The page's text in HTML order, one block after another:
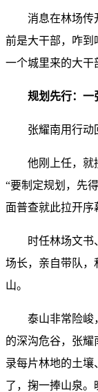
消息在林场传
前是大干部，咋到
一个城里来的大干
规划先行：一
张耀南用行动
他刚上任，就
“要制定规划，先
面普查就此拉开序
时任林场文书
场长，亲自带队，
山。
泰山非常险峻
的深沟危谷，张
录每片林地的土壤
了，掬一捧山泉。